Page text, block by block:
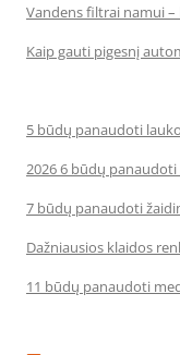
Vandens filtrai namui
Kaip gauti pigesnį
5 būdų panaudoti
2026 6 būdų
7 būdų panaudoti
Dažniausios klaidos
11 būdų panaudoti